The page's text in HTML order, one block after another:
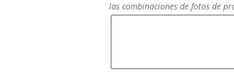
las combinaciones de fotos de